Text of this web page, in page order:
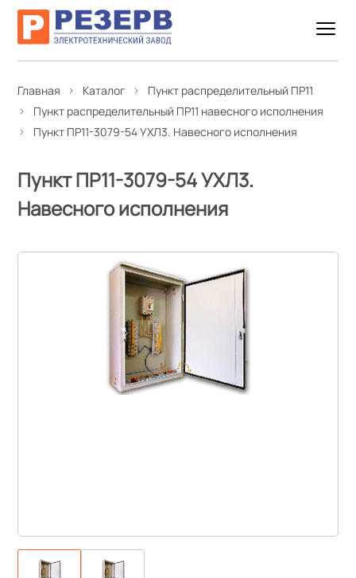
Главная Каталог
Пункт распределительный ПР11
Пункт распределительный ПР11 навесного исполнения
Пункт ПР11-3079-54 УХЛ3. Навесного исполнения
Пункт ПР11-3079-54 УХЛ3.
Навесного исполнения